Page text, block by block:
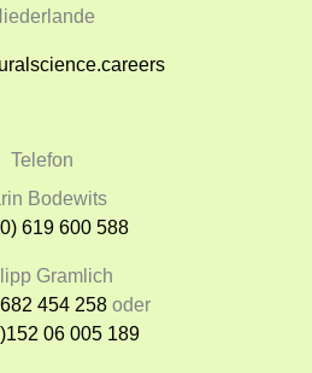
Telefon
Bodewits
619 600 588
Gramlich
454 258oder
06 005 189